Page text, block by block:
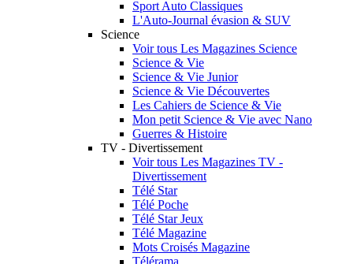
Sport Auto Classiques
L'Auto-Journal évasion & SUV
Science
Voir tous Les Magazines Science
Science & Vie
Science & Vie Junior
Science & Vie Découvertes
Les Cahiers de Science & Vie
Mon petit Science & Vie avec Nano
Guerres & Histoire
TV - Divertissement
Voir tous Les Magazines TV -
Divertissement
Télé Star
Télé Poche
Télé Star Jeux
Télé Magazine
Mots Croisés Magazine
Télérama